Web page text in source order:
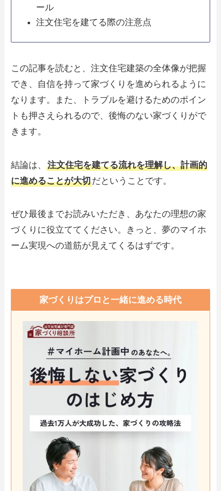
ール
注文住宅を建てる際の注意点
この記事を読むと、注文住宅建築の全体像が把握
でき、自信を持って家づくりを進められるように
なります。また、トラブルを避けるためのポイン
トも押さえられるので、後悔のない家づくりがで
きます。
結論は、注文住宅を建てる流れを理解し、計画的
に進めることが大切だということです。
ぜひ最後までお読みいただき、あなたの理想の家
づくりに役立ててください。きっと、夢のマイホ
ーム実現への道筋が見えてくるはずです。
家づくりはプロと一緒に進める時代